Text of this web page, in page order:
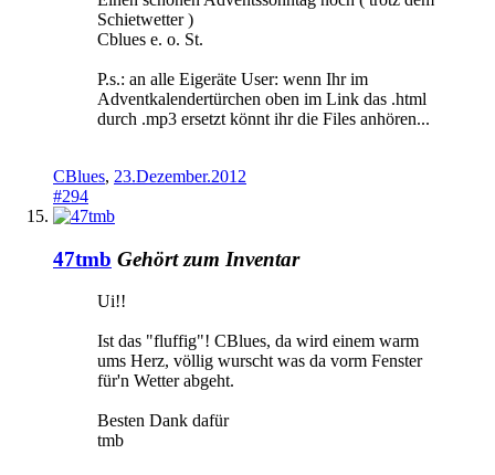
Schietwetter )
Cblues e. o. St.
P.s.: an alle Eigeräte User: wenn Ihr im
Adventkalendertürchen oben im Link das .html
durch .mp3 ersetzt könnt ihr die Files anhören...
CBlues, 23.Dezember.2012
#294
47tmb Gehört zum Inventar
Ui!!
Ist das "fluffig"! CBlues, da wird einem warm
ums Herz, völlig wurscht was da vorm Fenster
für'n Wetter abgeht.
Besten Dank dafür
tmb